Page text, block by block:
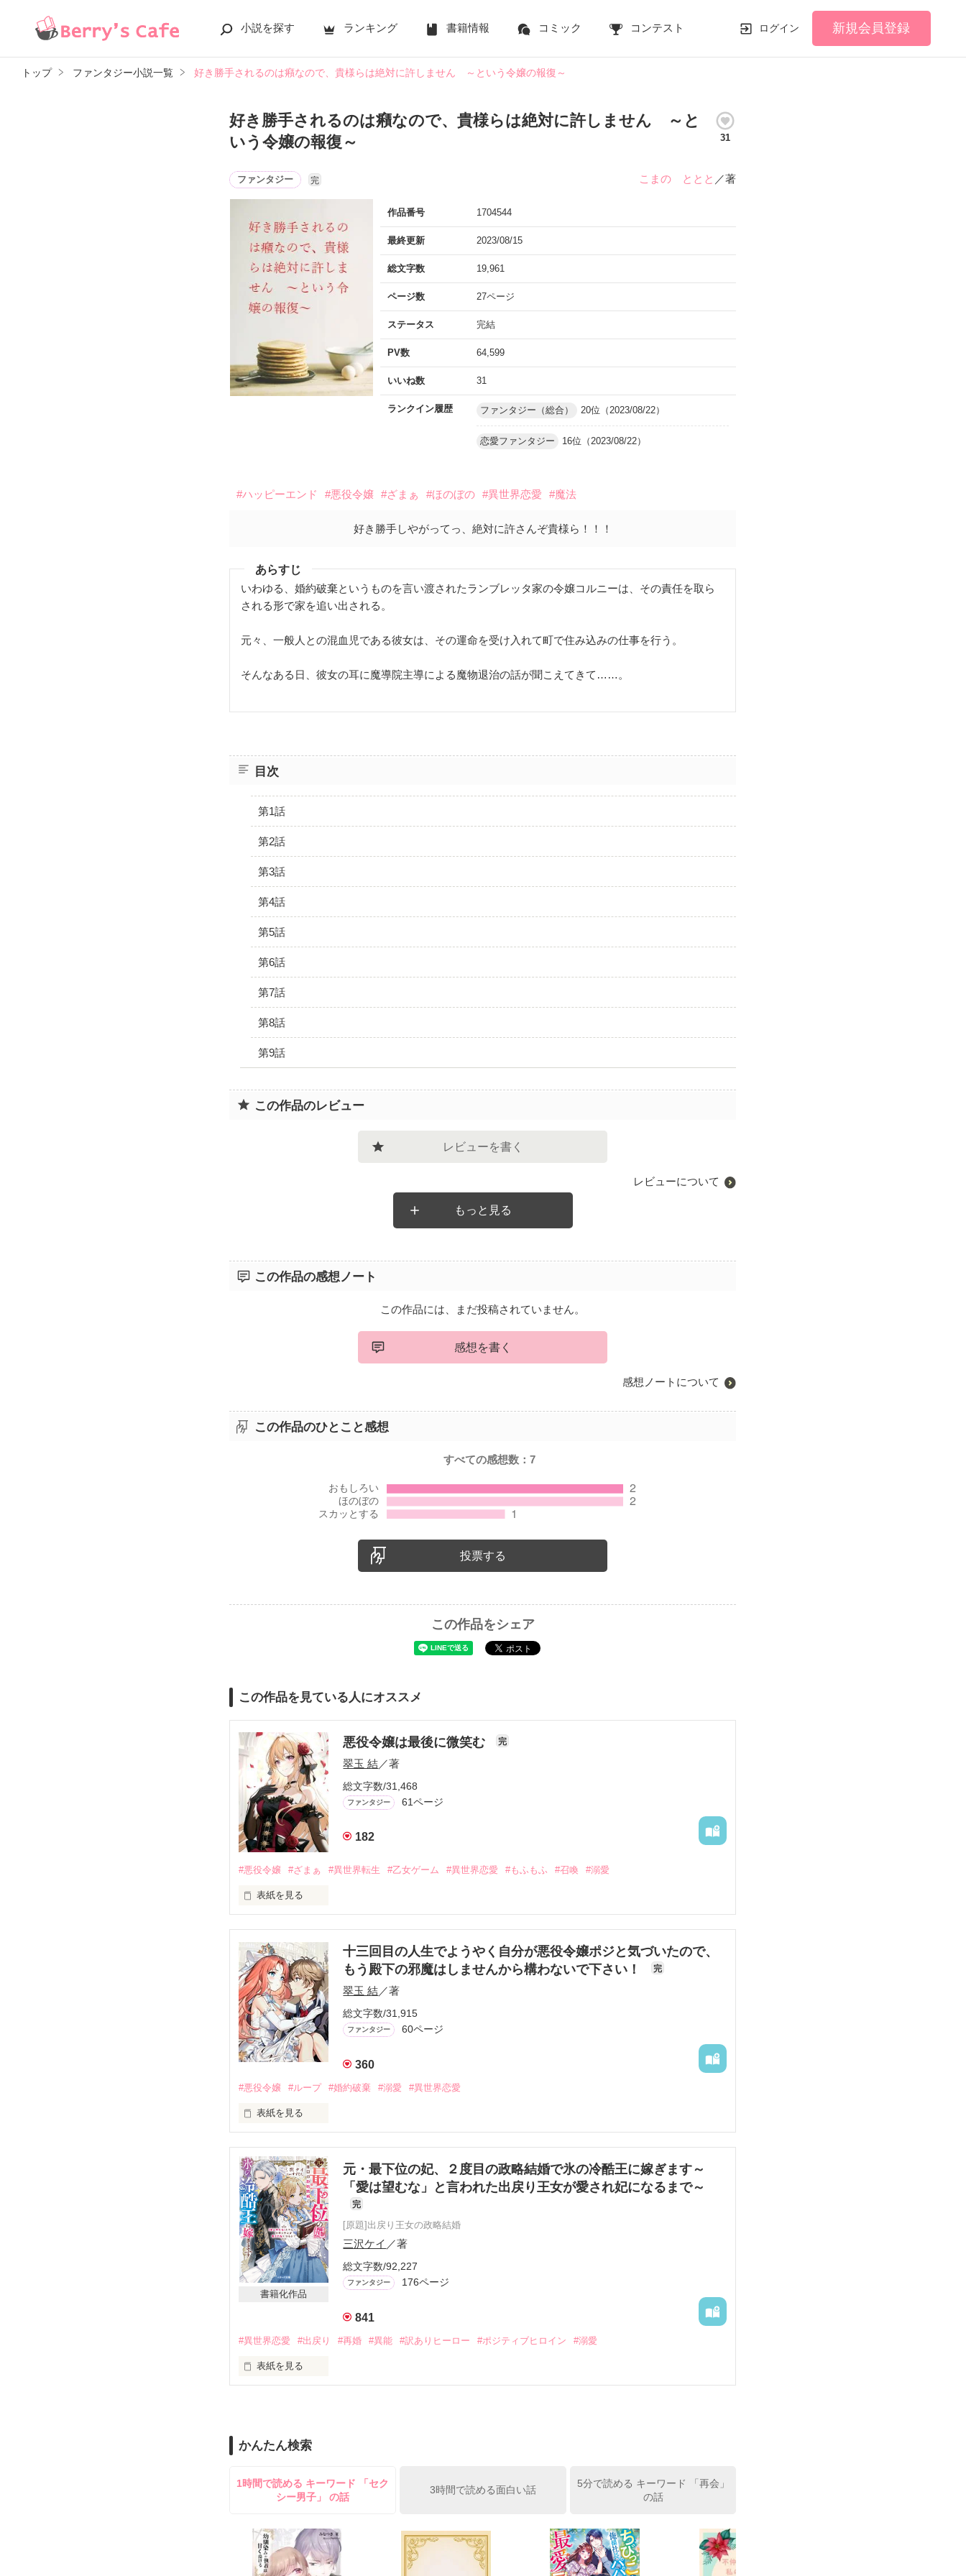
小説を探す ランキング 書籍情報 コミック コンテスト ログイン 新規会員登録
トップ ファンタジー小説一覧 好き勝手されるのは癪なので、貴様らは絶対に許しません ～という令嬢の報復～
好き勝手されるのは癪なので、貴様らは絶対に許しません ～と
いう令嬢の報復～
31
ファンタジー 完 こまの ととと ／著
作品番号 1704544
最終更新 2023/08/15
総文字数 19,961
ページ数 27ページ
ステータス 完結
PV数 64,599
いいね数 31
ランクイン履歴 ファンタジー（総合） 20位（2023/08/22）
恋愛ファンタジー 16位（2023/08/22）
#ハッピーエンド #悪役令嬢 #ざまぁ #ほのぼの #異世界恋愛 #魔法
好き勝手しやがってっ、絶対に許さんぞ貴様ら！！！
あらすじ
いわゆる、婚約破棄というものを言い渡されたランブレッタ家の令嬢コルニーは、その責任を取ら
される形で家を追い出される。
元々、一般人との混血児である彼女は、その運命を受け入れて町で住み込みの仕事を行う。
そんなある日、彼女の耳に魔導院主導による魔物退治の話が聞こえてきて……。
目次
第1話
第2話
第3話
第4話
第5話
第6話
第7話
第8話
第9話
この作品のレビュー
レビューを書く
レビューについて
もっと見る
この作品の感想ノート
この作品には、まだ投稿されていません。
感想を書く
感想ノートについて
この作品のひとこと感想
すべての感想数：7
投票する
この作品をシェア
この作品を見ている人にオススメ
悪役令嬢は最後に微笑む 完
翠玉 結／著
総文字数/31,468
ファンタジー 61ページ
182
#悪役令嬢 #ざまぁ #異世界転生 #乙女ゲーム #異世界恋愛 #もふもふ #召喚 #溺愛
表紙を見る
そのまま別れを告げられた。
「何を考えているか分からない、
素直じゃない女の相手なんて疲れるだけなんだよ」
そんな捨て台詞を残して。
気分転換に始めた乙女ゲームも、
何をどうしてかバットエンド。
ゲーム内の最後に見せた悪役令嬢の笑顔が、
自暴自棄になっていた私には、
周囲から聞こえてくる悲鳴も
クラクションの音も聞こえてなくて、
呆気なく最期を迎えた。
来世は素直になりたい。
その願いは、叶うことはなく、
前世でプレイしていた乙女ゲームの
悪役令嬢
リサリル・イルシスに転生していた。
今度こそ素直になりたいのに
性格最悪なんですけど！！
破滅の道を進まなければいけないのかと
一匹のもふもふでした。
十三回目の人生でようやく自分が悪役令嬢ポジと気づいたので、
もう殿下の邪魔はしませんから構わないで下さい！
完
翠玉 結／著
総文字数/31,915
ファンタジー 60ページ
360
#悪役令嬢 #ループ #婚約破棄 #溺愛 #異世界恋愛
表紙を見る
公爵令嬢である私、
エリーザは挙式前夜の式典で命を落とした。
「貴様とは、婚約破棄する」と
残酷な事を突きつける婚約者、
王太子殿下クラウド様の手によって。
そしてそれが一度ではなく、
何度も繰り返していることに気が付いたのは
〖十三回目〗の人生。
死んだ理由…それは、
殿下の恋路を邪魔していたいたからだった。
どう頑張ろうと、
殿下からの愛を受け取ることなく死ぬ。
そして死なない！！
そう思って殿下と関わらないようにしていたのに、
何故か前の記憶とは違って、
「殿下！私、死にたくありません！」
書籍化作品
元・最下位の妃、２度目の政略結婚で氷の冷酷王に嫁ぎます～
「愛は望むな」と言われた出戻り王女が愛され妃になるまで～
完
[原題]出戻り王女の政略結婚
三沢ケイ ／著
総文字数/92,227
ファンタジー 176ページ
841
#異世界恋愛 #出戻り #再婚 #異能 #訳ありヒーロー #ポジティブヒロイン #溺愛
表紙を見る
ところが、クリスは大の年上女性が好きだった！　絶対的寵妃ポジションに40歳熟女（異世界基準）が
ーレムでは最下位の妃とみなされる。
ハーレムでは王太子の寵愛に応じて給金が決まる実力主義なシステムのため、アリスは使用人のように
国の事情にとても詳しくなる。
そんな中、22歳のときに大事件が起こる。夫である王太子クリスが寵妃への贈り物のために多額の国費
を使い込んでいることが発覚し、失脚してしまったのだ。財務健全化の一環でハーレムは解散され、ア
リスはアーヴィ国に戻ることに。
かんたん検索
1時間で読める キーワード 「セク
シー男子」 の話
3時間で読める面白い話
5分で読める キーワード 「再会」
の話